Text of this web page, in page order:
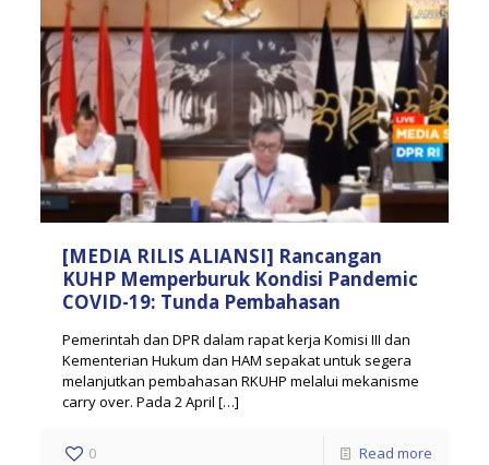
[MEDIA RILIS ALIANSI] Rancangan
KUHP Memperburuk Kondisi Pandemic
COVID-19: Tunda Pembahasan
Pemerintah dan DPR dalam rapat kerja Komisi III dan
Kementerian Hukum dan HAM sepakat untuk segera
melanjutkan pembahasan RKUHP melalui mekanisme
carry over. Pada 2 April […]
0 Read more